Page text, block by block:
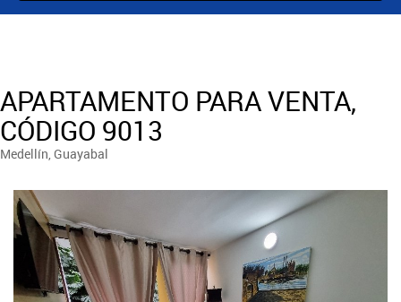
APARTAMENTO PARA VENTA,
CÓDIGO 9013
Medellín, Guayabal